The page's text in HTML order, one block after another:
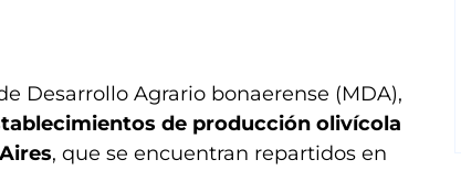
Desarrollo Agrario bonaerense (MDA),
de producción olivícola
, que se encuentran repartidos en